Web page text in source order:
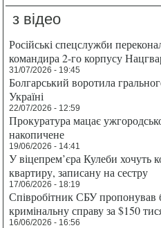
з відео
Російські спецслужби
командира 2-го корпусу
31/07/2026 - 19:45
Болгарський воротила
Україні
22/07/2026 - 12:59
Прокуратура мацає
накопичене
19/06/2026 - 14:41
У віцепрем’єра Кулеби хочуть
квартиру, записану на сестру
17/06/2026 - 18:19
Співробітник СБУ пропонував
кримінальну справу за $150
16/06/2026 - 16:56